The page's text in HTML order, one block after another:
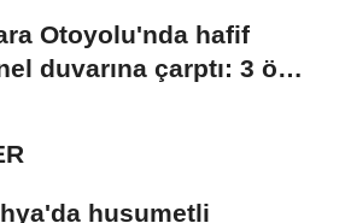
Otoyolu'nda hafif
duvarına çarptı: 3 ölü,
husumetli